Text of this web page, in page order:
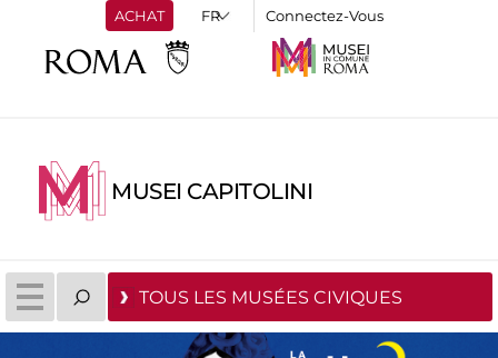
ACHAT Connectez-Vous
MUSEI CAPITOLINI
TOUS LES MUSÉES CIVIQUES